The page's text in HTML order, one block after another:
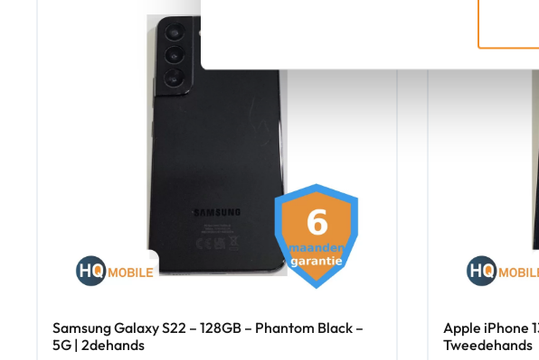
Samsung Galaxy S22 – 128GB – Phantom Black –
5G | 2dehands
Apple iPhone
Tweedehands